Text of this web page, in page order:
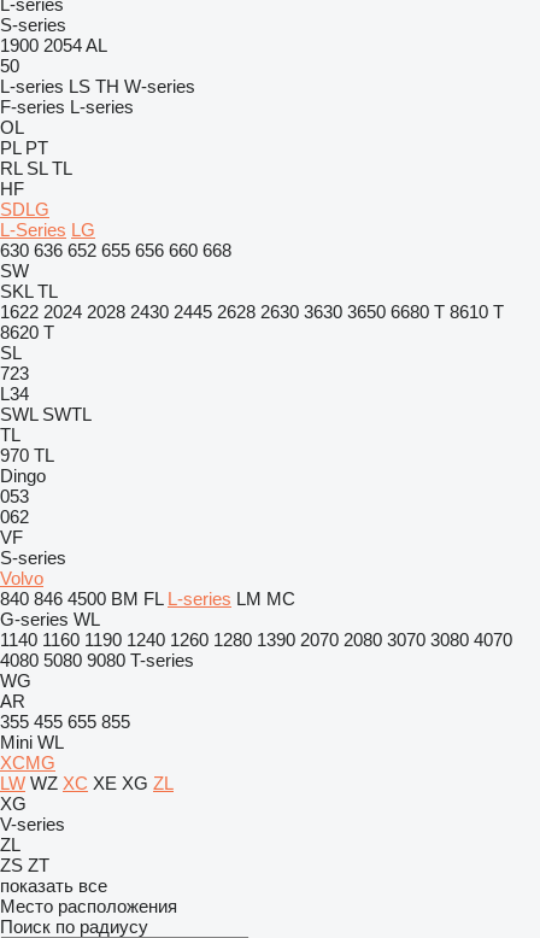
L-series
S-series
1900 2054AL
50
L-series LS TH W-series
F-series L-series
OL
PL PT
RL SL TL
HF
SDLG
L-Series LG
630 636 652 655 656 660 668
SW
SKL TL
1622 2024 2028 2430 2445 2628 2630 3630 3650 6680 T 8610 T
8620 T
SL
723
L34
SWL SWTL
TL
970 TL
Dingo
053
062
VF
S-series
Volvo
840 846 4500 BM FL L-series LM MC
G-series WL
1140 1160 1190 1240 1260 1280 1390 2070 2080 3070 3080 4070
4080 5080 9080 T-series
WG
AR
355 455 655 855
Mini WL
XCMG
LW WZ XC XE XG ZL
XG
V-series
ZL
ZS ZT
показать все
Место расположения
Поиск по радиусу